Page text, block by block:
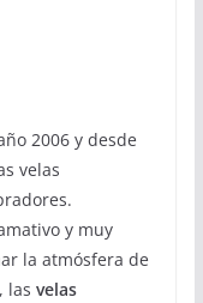
2006 y desde
velas
y muy
la atmósfera de
las velas